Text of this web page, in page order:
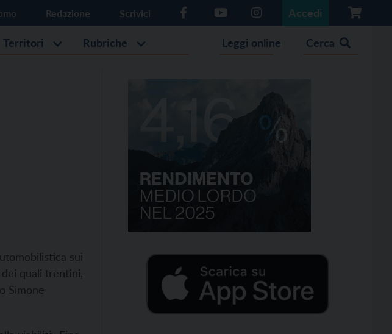
Redazione Scrivici Accedi
Territori Rubriche Leggi online Cerca
sui
quali trentini,
Simone